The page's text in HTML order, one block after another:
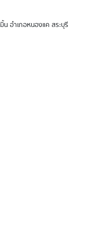
อำเภอหนองแค สระบุรี